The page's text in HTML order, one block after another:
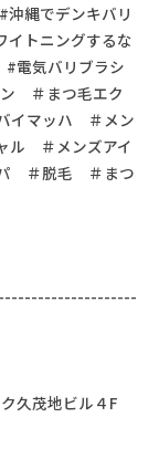
沖縄でデンキバリ
イトニングするな
電気バリブラシ
＃まつ毛エク
マッハ ＃メン
ル ＃メンズアイ
＃脱毛 ＃まつ
久茂地ビル４F